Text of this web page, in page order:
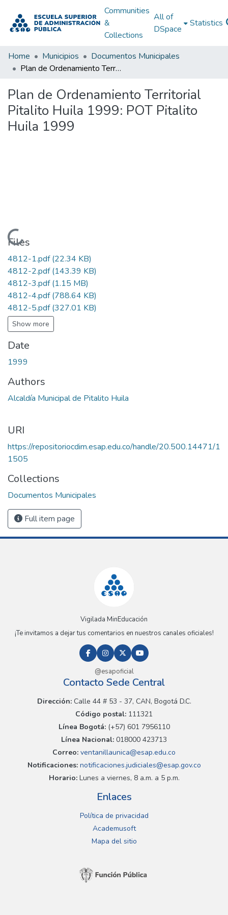
Communities
&
Collections
All of
DSpace
Statistics
Home Municipios
Documentos Municipales
Plan de Ordenamiento Territorial Pitalito Huila 1999: POT Pitalito Huila 1999
Plan de Ordenamiento Territorial
Pitalito Huila 1999: POT Pitalito
Huila 1999
Loading...
Files
4812-1.pdf(22.34 KB)
4812-2.pdf(143.39 KB)
4812-3.pdf(1.15 MB)
4812-4.pdf(788.64 KB)
4812-5.pdf(327.01 KB)
Show more
Date
1999
Authors
Alcaldía Municipal de Pitalito Huila
URI
https://repositoriocdim.esap.edu.co/handle/20.500.14471/1
1505
Collections
Documentos Municipales
Full item page
Vigilada MinEducación
¡Te invitamos a dejar tus comentarios en nuestros canales oficiales!
@esapoficial
Contacto Sede Central
Dirección:Calle 44 # 53 - 37, CAN, Bogotá D.C.
Código postal: 111321
Línea Bogotá:(+57) 601 7956110
Línea Nacional: 018000 423713
Correo: ventanillaunica@esap.edu.co
Notificaciones:notificaciones.judiciales@esap.gov.co
Horario:Lunes a viernes, 8 a.m. a 5 p.m.
Enlaces
Política de privacidad
Academusoft
Mapa del sitio